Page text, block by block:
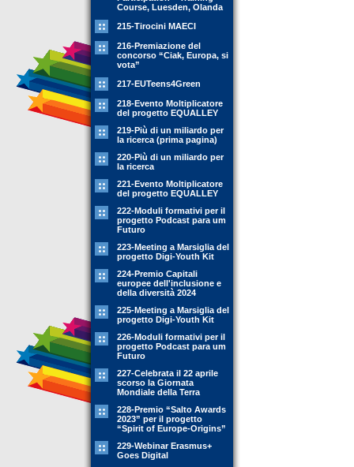
Course, Luesden, Olanda
215-Tirocini MAECI
216-Premiazione del
concorso “Ciak, Europa, si
vota”
217-EUTeens4Green
218-Evento Moltiplicatore
del progetto EQUALLEY
219-Più di un miliardo per
la ricerca (prima pagina)
220-Più di un miliardo per
la ricerca
221-Evento Moltiplicatore
del progetto EQUALLEY
222-Moduli formativi per il
progetto Podcast para um
Futuro
223-Meeting a Marsiglia del
progetto Digi-Youth Kit
224-Premio Capitali
europee dell'inclusione e
della diversità 2024
225-Meeting a Marsiglia del
progetto Digi-Youth Kit
226-Moduli formativi per il
progetto Podcast para um
Futuro
227-Celebrata il 22 aprile
scorso la Giornata
Mondiale della Terra
228-Premio “Salto Awards
2023” per il progetto
“Spirit of Europe-Origins”
229-Webinar Erasmus+
Goes Digital